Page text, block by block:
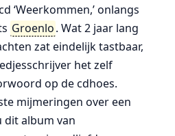
‘Weerkommen,’ onlangs
Groenlo. Wat 2 jaar lang
zat eindelijk tastbaar,
het zelf
op de cdhoes.
mijmeringen over een
dit album van